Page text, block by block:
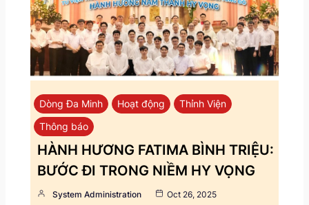
Dòng Đa Minh Hoạt động
Thỉnh Viện
Thông báo
HÀNH HƯƠNG FATIMA BÌNH TRIỆU:
BƯỚC ĐI TRONG NIỀM HY VỌNG
System Administration
Oct 26, 2025